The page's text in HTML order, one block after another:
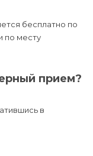
бесплатно по
по месту
прием?
в